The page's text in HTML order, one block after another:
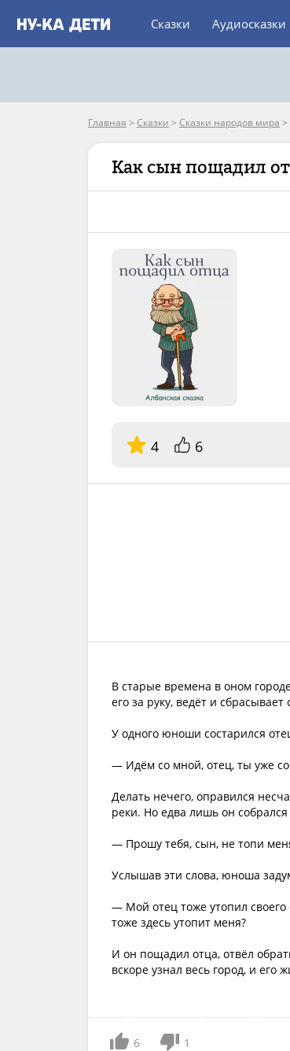
Сказки Аудиосказки
Главная > Сказки > Сказки народов мира >
Как сын пощадил
4 6
В старые времена в оном
его за руку, ведёт и сбрасывает
У одного юноши состарился
— Идём со мной, отец, ты уже
Делать нечего, оправился
реки. Но едва лишь он собрался
— Прошу тебя, сын, не топи
Услышав эти слова, юноша
— Мой отец тоже утопил своего
тоже здесь утопит меня?
И он пощадил отца, отвёл
вскоре узнал весь город, и его
6 1